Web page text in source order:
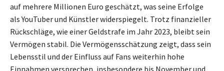
auf mehrere Millionen Euro geschätzt, was seine Erfolge
als YouTuber und Künstler widerspiegelt. Trotz finanzieller
Rückschläge, wie einer Geldstrafe im Jahr 2023, bleibt sein
Vermögen stabil. Die Vermögensschätzung zeigt, dass sein
Lebensstil und der Einfluss auf Fans weiterhin hohe